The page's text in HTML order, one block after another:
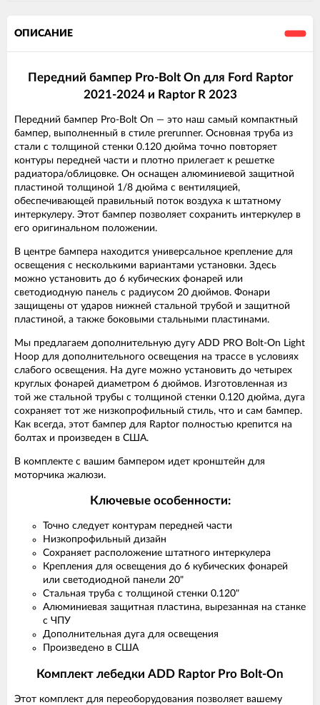
ОПИСАНИЕ
Передний бампер Pro-Bolt On для Ford Raptor
2021-2024 и Raptor R 2023
Передний бампер Pro-Bolt On — это наш самый компактный
бампер, выполненный в стиле prerunner. Основная труба из
стали с толщиной стенки 0.120 дюйма точно повторяет
контуры передней части и плотно прилегает к решетке
радиатора/облицовке. Он оснащен алюминиевой защитной
пластиной толщиной 1/8 дюйма с вентиляцией,
обеспечивающей правильный поток воздуха к штатному
интеркулеру. Этот бампер позволяет сохранить интеркулер в
его оригинальном положении.
В центре бампера находится универсальное крепление для
освещения с несколькими вариантами установки. Здесь
можно установить до 6 кубических фонарей или
светодиодную панель с радиусом 20 дюймов. Фонари
защищены от ударов нижней стальной трубой и защитной
пластиной, а также боковыми стальными пластинами.
Мы предлагаем дополнительную дугу ADD PRO Bolt-On Light
Hoop для дополнительного освещения на трассе в условиях
слабого освещения. На дуге можно установить до четырех
круглых фонарей диаметром 6 дюймов. Изготовленная из
той же стальной трубы с толщиной стенки 0.120 дюйма, дуга
сохраняет тот же низкопрофильный стиль, что и сам бампер.
Как всегда, этот бампер для Raptor полностью крепится на
болтах и произведен в США.
В комплекте с вашим бампером идет кронштейн для
моторчика жалюзи.
Ключевые особенности:
Точно следует контурам передней части
Низкопрофильный дизайн
Сохраняет расположение штатного интеркулера
Крепления для освещения до 6 кубических фонарей
или светодиодной панели 20"
Стальная труба с толщиной стенки 0.120"
Алюминиевая защитная пластина, вырезанная на станке
с ЧПУ
Дополнительная дуга для освещения
Произведено в США
Комплект лебедки ADD Raptor Pro Bolt-On
Этот комплект для переоборудования позволяет вашему